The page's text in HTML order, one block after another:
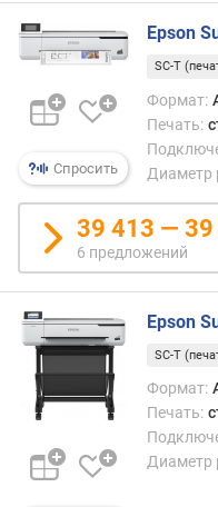
д
л
о
е
н
й
м
.
р
а
з
е
ш
Спросить
Epson
SC-T
Формат:
Печать:
Диаметр
39 413 — 39
6 предложений
Epson
SC-T
Формат:
Печать:
Диаметр